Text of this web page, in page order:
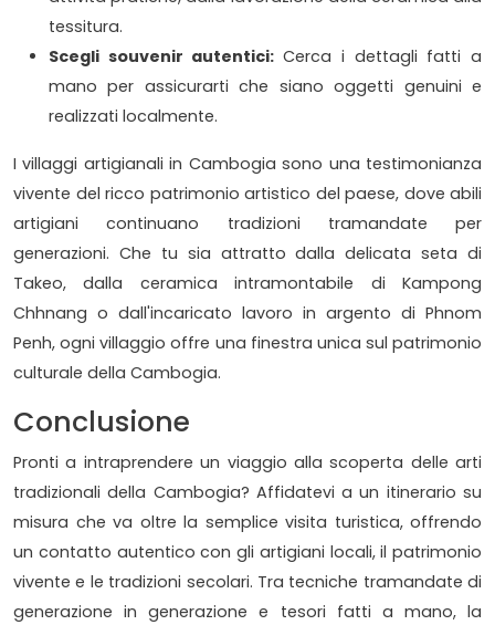
tessitura.
Scegli souvenir autentici:Cerca i dettagli fatti a
mano per assicurarti che siano oggetti genuini e
realizzati localmente.
I villaggi artigianali in Cambogia sono una testimonianza
vivente del ricco patrimonio artistico del paese, dove abili
artigiani continuano tradizioni tramandate per
generazioni. Che tu sia attratto dalla delicata seta di
Takeo, dalla ceramica intramontabile di Kampong
Chhnang o dall'incaricato lavoro in argento di Phnom
Penh, ogni villaggio offre una finestra unica sul patrimonio
culturale della Cambogia.
Conclusione
Pronti a intraprendere un viaggio alla scoperta delle arti
tradizionali della Cambogia? Affidatevi a un itinerario su
misura che va oltre la semplice visita turistica, offrendo
un contatto autentico con gli artigiani locali, il patrimonio
vivente e le tradizioni secolari. Tra tecniche tramandate di
generazione in generazione e tesori fatti a mano, la